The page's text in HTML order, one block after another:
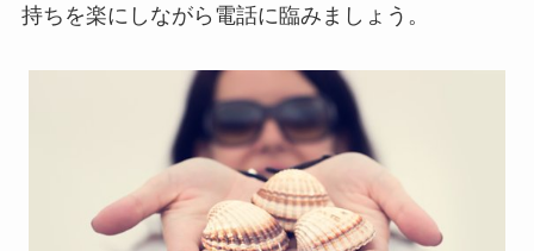
持ちを楽にしながら電話に臨みましょう。